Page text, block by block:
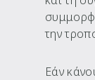
την
Εάν